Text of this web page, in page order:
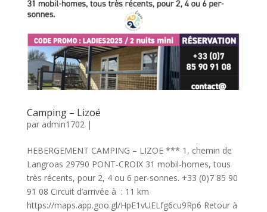
Camping – Lizoé
par admin1702|
HEBERGEMENT CAMPING – LIZOE *** 1, chemin de
Langroas 29790 PONT-CROIX 31 mobil-homes, tous
très récents, pour 2, 4 ou 6 per-sonnes. +33 (0)7 85 90
91 08 Circuit d’arrivée à : 11 km
https://maps.app.goo.gl/HpE1vUELfg6cu9Rp6 Retour à